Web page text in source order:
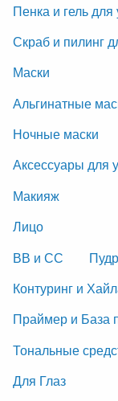
Пенка и гель
Скраб и пилинг
Маски
Альгинатные
Ночные маски
Аксессуары для
Макияж
Лицо
ВВ и СС
Контуринг и
Праймер и База
Тональные
Для Глаз